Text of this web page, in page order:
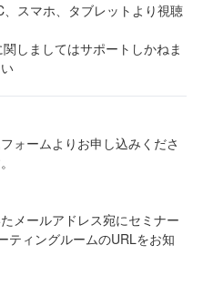
スマホ、タブレットより視聴
しましてはサポートしかねま
ォームよりお申し込みくださ
メールアドレス宛にセミナー
ティングルームのURLをお知